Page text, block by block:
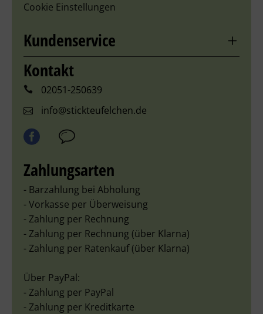
Cookie Einstellungen
Kundenservice
Kontakt
02051-250639
info@stickteufelchen.de
Zahlungsarten
- Barzahlung bei Abholung
- Vorkasse per Überweisung
- Zahlung per Rechnung
- Zahlung per Rechnung (über Klarna)
- Zahlung per Ratenkauf (über Klarna)
Über PayPal:
- Zahlung per PayPal
- Zahlung per Kreditkarte